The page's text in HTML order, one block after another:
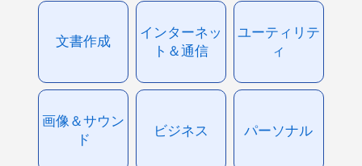
文書作成
インターネッ
ト＆通信
ユーティリテ
ィ
画像＆サウン
ド
ビジネス パーソナル